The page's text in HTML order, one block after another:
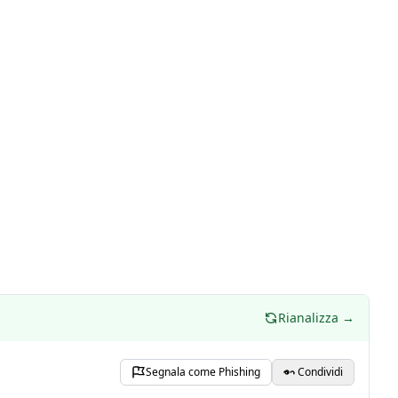
Rianalizza →
Segnala come Phishing Condividi